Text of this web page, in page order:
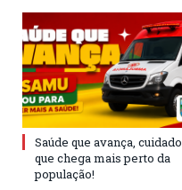
Saúde que avança, cuidado
que chega mais perto da
população!